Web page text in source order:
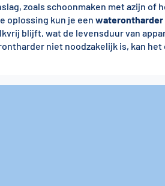
zoals schoonmaken met azijn of
oplossing kun je een waterontharder
blijft, wat de levensduur van
niet noodzakelijk is, kan